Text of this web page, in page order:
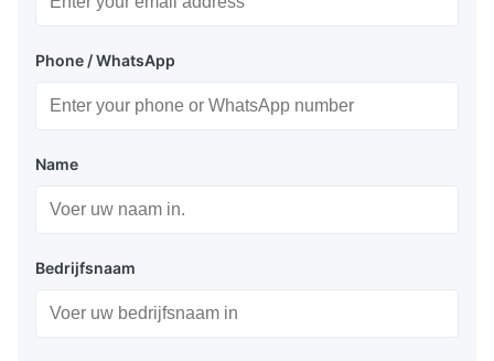
Phone / WhatsApp
Name
Bedrijfsnaam